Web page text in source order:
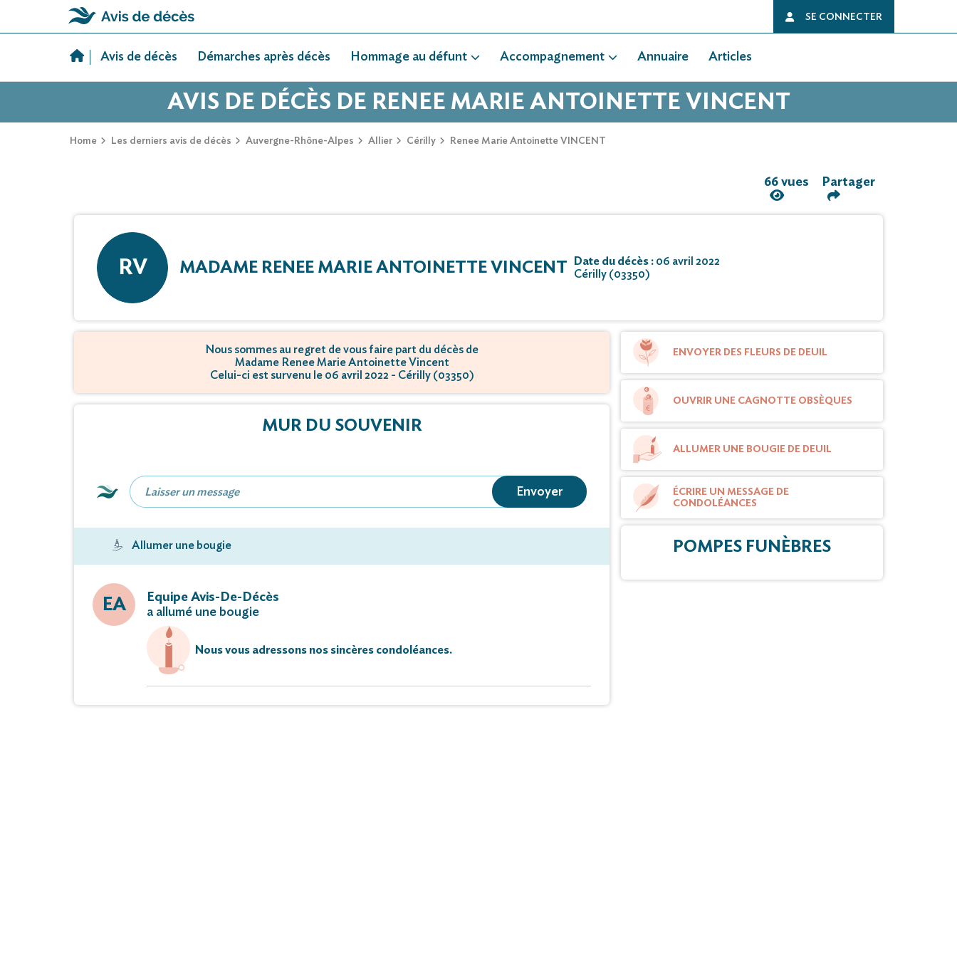
SE CONNECTER
Avis de décès Démarches après décès Hommage au défunt Accompagnement Annuaire Articles
AVIS DE DÉCÈS DE RENEE MARIE ANTOINETTE VINCENT
Home Les derniers avis de décès Auvergne-Rhône-Alpes Allier Cérilly Renee Marie Antoinette VINCENT
66 vues Partager
RV MADAME RENEE MARIE ANTOINETTE VINCENT Date du décès : 06 avril 2022
Cérilly (03350)
Nous sommes au regret de vous faire part du décès de
Madame Renee Marie Antoinette Vincent
Celui-ci est survenu le 06 avril 2022 - Cérilly (03350)
MUR DU SOUVENIR
Envoyer
Allumer une bougie
EA
Equipe Avis-De-Décès
a allumé une bougie
Nous vous adressons nos sincères condoléances.
ENVOYER DES FLEURS DE DEUIL
OUVRIR UNE CAGNOTTE OBSÈQUES
ALLUMER UNE BOUGIE DE DEUIL
ÉCRIRE UN MESSAGE DE
CONDOLÉANCES
POMPES FUNÈBRES